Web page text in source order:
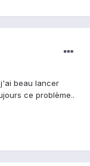
beau lancer
ce problème..